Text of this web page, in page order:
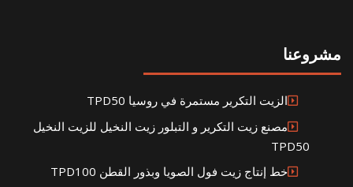
مشروعنا
الزيت التكرير مستمرة في روسيا TPD50
مصنع زيت التكرير و التبلور زيت النخيل للزيت النخيل
TPD50
خط إنتاج زيت فول الصويا وبذور القطن TPD100